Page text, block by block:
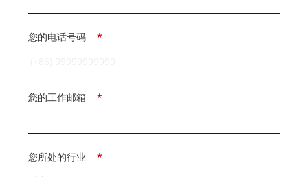
*
您的电话号码
*
您的工作邮箱
*
您所处的行业